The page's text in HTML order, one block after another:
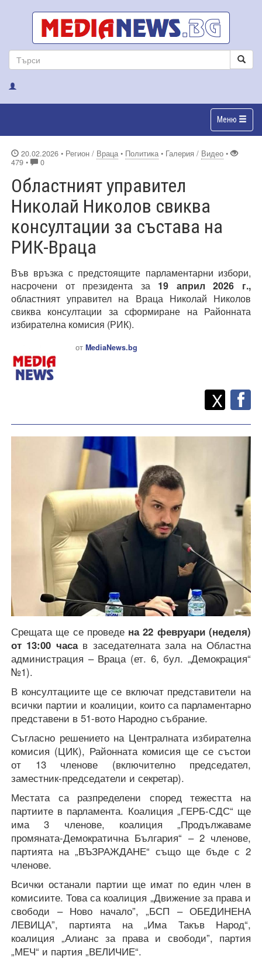
Меню
20.02.2026 • Регион / Враца • Политика • Галерия / Видео •
479 •
0
Областният управител
Николай Николов свиква
консултации за състава на
РИК-Враца
Във връзка с предстоящите парламентарни избори,
насрочени от президента за 19 април 2026 г.,
областният управител на Враца Николай Николов
свиква консултации за сформиране на Районната
избирателна комисия (РИК).
от MediaNews.bg
Споделете
X
Срещата ще се проведе на 22 февруари (неделя)
от 13:00 часав заседателната зала на Областна
администрация – Враца (ет. 6, бул. „Демокрация“
№1).
В консултациите ще се включат представители на
всички партии и коалиции, които са парламентарно
представени в 51-вото Народно събрание.
Съгласно решението на Централната избирателна
комисия (ЦИК), Районната комисия ще се състои
от 13 членове (включително председател,
заместник-председатели и секретар).
Местата са разпределени според тежестта на
партиите в парламента. Коалиция „ГЕРБ-СДС“ ще
има 3 членове, коалиция „Продължаваме
промяната-Демократична България“ – 2 членове,
партията на „ВЪЗРАЖДАНЕ“ също ще бъде с 2
членове.
Всички останали партии ще имат по един член в
комисиите. Това са коалиция „Движение за права и
свободи – Ново начало”, „БСП – ОБЕДИНЕНА
ЛЕВИЦА”, партията на „Има Такъв Народ“,
коалиция „Алианс за права и свободи”, партия
„МЕЧ“ и партия „ВЕЛИЧИЕ“.